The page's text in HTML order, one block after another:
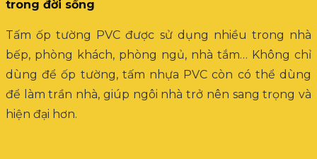
trong đời sống
Tấm ốp tường PVC được sử dụng nhiều trong nhà
bếp, phòng khách, phòng ngủ, nhà tắm… Không chỉ
dùng để ốp tường, tấm nhựa PVC còn có thể dùng
để làm trần nhà, giúp ngôi nhà trở nên sang trọng và
hiện đại hơn.